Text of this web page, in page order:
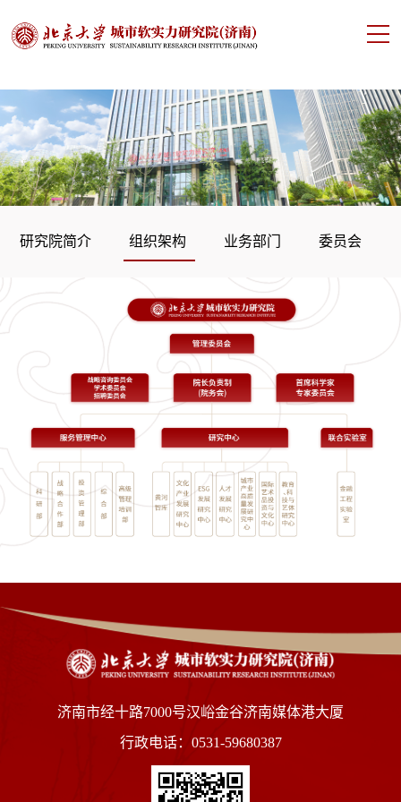
研究院简介 组织架构 业务部门 委员会
济南市经十路7000号汉峪金谷济南媒体港大厦
行政电话：0531-59680387